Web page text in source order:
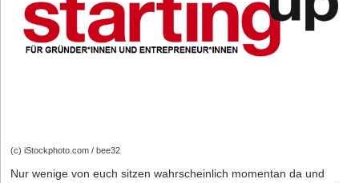
(c) iStockphoto.com / bee32
Nur wenige von euch sitzen wahrscheinlich momentan da und